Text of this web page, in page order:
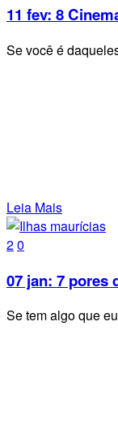
11 fev: 8
Se você é
Leia Mais
20
07 jan: 7 pores
Se tem algo que